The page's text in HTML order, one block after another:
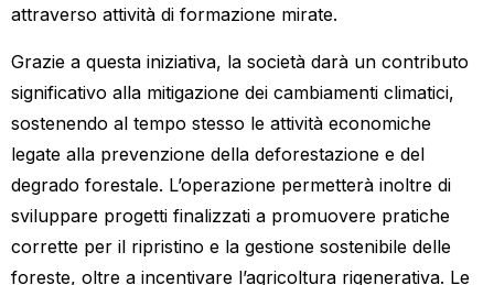
attraverso attività di formazione mirate.
Grazie a questa iniziativa, la società darà un contributo
significativo alla mitigazione dei cambiamenti climatici,
sostenendo al tempo stesso le attività economiche
legate alla prevenzione della deforestazione e del
degrado forestale. L’operazione permetterà inoltre di
sviluppare progetti finalizzati a promuovere pratiche
corrette per il ripristino e la gestione sostenibile delle
foreste, oltre a incentivare l’agricoltura rigenerativa. Le